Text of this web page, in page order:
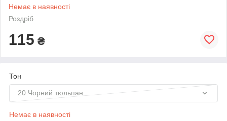
Немає в наявності
Роздріб
115 ₴
Тон
20 Чорний тюльпан
Немає в наявності